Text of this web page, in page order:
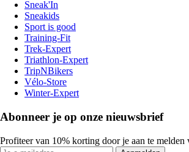
Sneak'In
Sneakids
Sport is good
Training-Fit
Trek-Expert
Triathlon-Expert
TripNBikers
Vélo-Store
Winter-Expert
Abonneer je op onze nieuwsbrief
Profiteer van 10% korting door je aan te